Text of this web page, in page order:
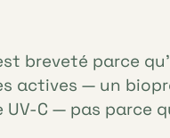
breveté parce
actives — un
UV-C — pas parce